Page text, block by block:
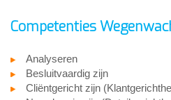
Competenties
Analyseren
Besluitvaardig zijn
Cliëntgericht zijn